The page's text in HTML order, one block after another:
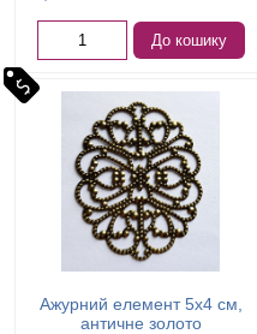
До кошику
Ажурний елемент 5х4 см,
античне золото